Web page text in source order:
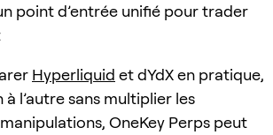
point d’entrée unifié pour trader
Hyperliquid et dYdX en pratique,
à l’autre sans multiplier les
OneKey Perps peut